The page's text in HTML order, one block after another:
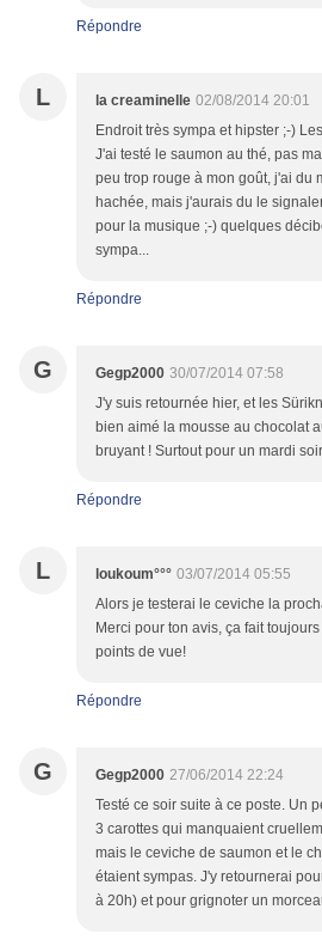
Répondre
L la creaminelle 02/08/2014 20:01
Endroit très sympa et hipster ;-)
J'ai testé le saumon au thé, pas
peu trop rouge à mon goût, j'ai du
hachée, mais j'aurais du le
pour la musique ;-) quelques
sympa...
Répondre
G Gegp2000 30/07/2014 07:58
J'y suis retournée hier, et les
bien aimé la mousse au chocolat
bruyant ! Surtout pour un mardi
Répondre
L loukoum°°° 03/07/2014 05:55
Alors je testerai le ceviche la
Merci pour ton avis, ça fait
points de vue!
Répondre
G Gegp2000 27/06/2014 22:24
Testé ce soir suite à ce poste. Un
3 carottes qui manquaient
mais le ceviche de saumon et le
étaient sympas. J'y retournerai
à 20h) et pour grignoter un